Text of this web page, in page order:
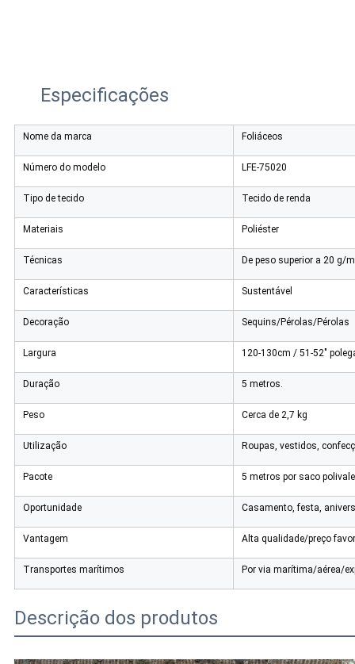
Especificações
Nome da marca Foliáceos
Número do modelo LFE-75020
Tipo de tecido Tecido de renda
Materiais Poliéster
Técnicas De peso superior a 20 g/
Características Sustentável
Decoração Sequins/Pérolas/Pérolas
Largura 120-130cm / 51-52"
Duração 5 metros.
Peso Cerca de 2,7 kg
Utilização Roupas, vestidos,
Pacote 5 metros por saco
Oportunidade Casamento, festa,
Vantagem Alta qualidade/preço
Transportes marítimos Por via marítima/aérea/
Descrição dos produtos